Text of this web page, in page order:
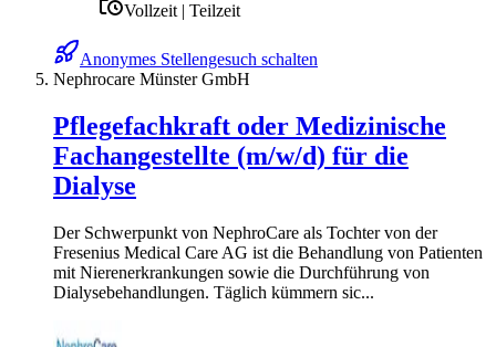
Vollzeit | Teilzeit
Anonymes Stellengesuch schalten
Nephrocare Münster GmbH
Pflegefachkraft oder Medizinische
Fachangestellte (m/w/d) für die
Dialyse
Der Schwerpunkt von NephroCare als Tochter von der
Fresenius Medical Care AG ist die Behandlung von Patienten
mit Nierenerkrankungen sowie die Durchführung von
Dialysebehandlungen. Täglich kümmern sic...